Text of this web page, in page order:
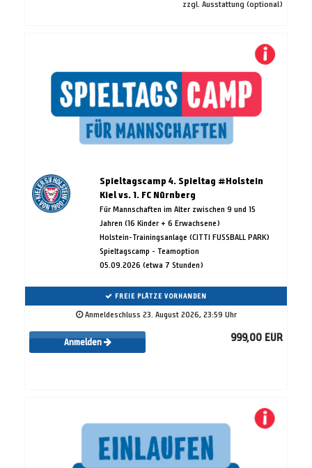
zzgl. Ausstattung (optional)
Spieltagscamp 4. Spieltag #Holstein
Kiel vs. 1. FC Nürnberg
Für Mannschaften im Alter zwischen 9 und 15
Jahren (16 Kinder + 6 Erwachsene)
Holstein-Trainingsanlage (CITTI FUSSBALL PARK)
Spieltagscamp - Teamoption
05.09.2026 (etwa 7 Stunden)
FREIE PLÄTZE VORHANDEN
Anmeldeschluss 23. August 2026, 23:59 Uhr
Anmelden 999,00 EUR